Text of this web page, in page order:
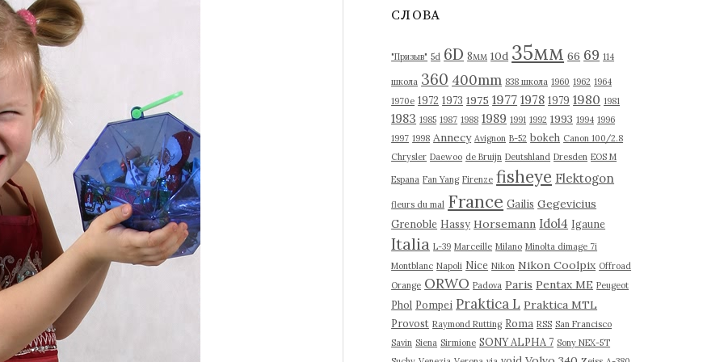
в
СЛОВА
"Призыв" 5d 6D 8мм 10d 35мм 66 69 114
школа 360 400mm 838 школа 1960 1962 1964
1970е 1972 1973 1975 1977 1978 1979 1980 1981
1983 1985 1987 1988 1989 1991 1992 1993 1994 1996
1997 1998 Annecy Avignon B-52 bokeh Canon 100/2.8
Chrysler Daewoo de Bruijn Deutshland Dresden EOS M
Espana Fan Yang Firenze fisheye Flektogon
fleurs du mal France Gailis Gegevicius
Grenoble Hassy Horsemann Idol4 Igaune
Italia L-39 Marceille Milano Minolta dimage 7i
Montblanc Napoli Nice Nikon Nikon Coolpix Offroad
Orange ORWO Padova Paris Pentax ME Peugeot
Phol Pompei Praktica L Praktica MTL
Provost Raymond Rutting Roma RSS San Francisco
Savin Siena Sirmione SONY ALPHA 7 Sony NEX-5T